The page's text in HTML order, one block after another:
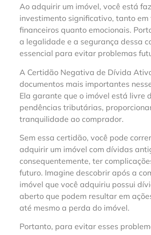
Ao adquirir um imóvel, você está
investimento significativo, tanto em
financeiros quanto emocionais.
a legalidade e a segurança dessa
essencial para evitar problemas
A Certidão Negativa de Dívida
documentos mais importantes
Ela garante que o imóvel está livre
pendências tributárias,
tranquilidade ao comprador.
Sem essa certidão, você pode
adquirir um imóvel com dívidas
consequentemente, ter
futuro. Imagine descobrir após a
imóvel que você adquiriu possui
aberto que podem resultar em
até mesmo a perda do imóvel.
Portanto, para evitar esses